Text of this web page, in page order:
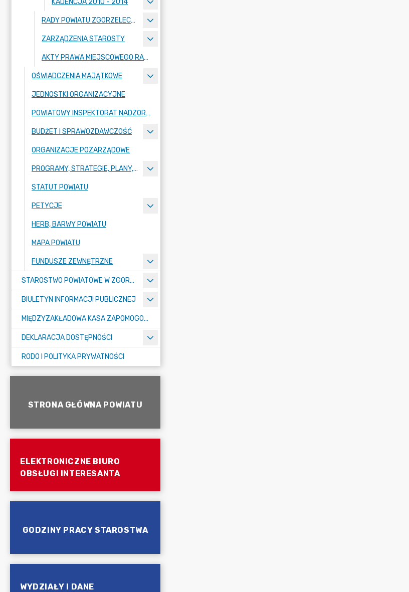
KADENCJA 2010 - 2014
RADY POWIATU ZGORZELECKIEGO
ZARZĄDZENIA STAROSTY
AKTY PRAWA MIEJSCOWEGO RADY POWIATU ZGORZELECKIEGO
OŚWIADCZENIA MAJĄTKOWE
JEDNOSTKI ORGANIZACYJNE
POWIATOWY INSPEKTORAT NADZORU BUDOWLANEGO
BUDŻET I SPRAWOZDAWCZOŚĆ
ORGANIZACJE POZARZĄDOWE
PROGRAMY, STRATEGIE, PLANY, RAPORTY
STATUT POWIATU
PETYCJE
HERB, BARWY POWIATU
MAPA POWIATU
FUNDUSZE ZEWNĘTRZNE
STAROSTWO POWIATOWE W ZGORZELCU
BIULETYN INFORMACJI PUBLICZNEJ
MIĘDZYZAKŁADOWA KASA ZAPOMOGOWO-POŻYCZKOWA
DEKLARACJA DOSTĘPNOŚCI
RODO I POLITYKA PRYWATNOŚCI
STRONA GŁÓWNA POWIATU
ELEKTRONICZNE BIURO
OBSŁUGI INTERESANTA
GODZINY PRACY STAROSTWA
WYDZIAŁY I DANE